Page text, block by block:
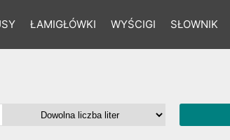
ŁAMIGŁÓWKI WYŚCIGI SŁOWNIK